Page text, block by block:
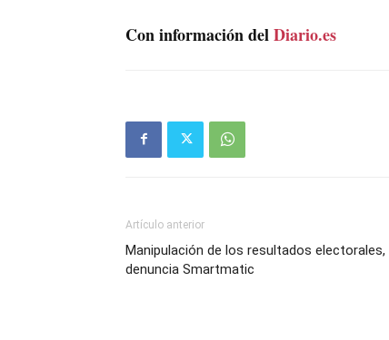
Con información delDiario.es
Artículo anterior
Manipulación de los resultados electorales,
denuncia Smartmatic